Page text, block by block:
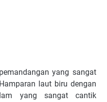
yang sangat
laut biru dengan
yang sangat cantik